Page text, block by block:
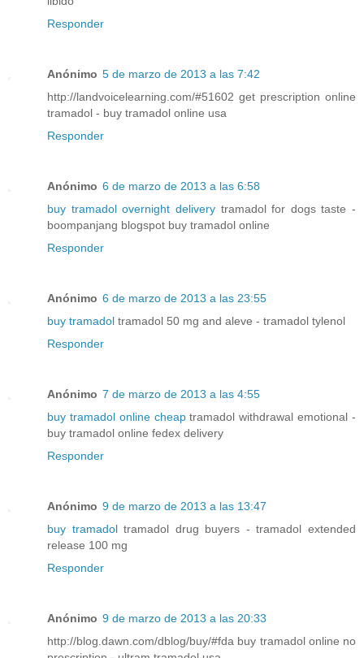
Responder
Anónimo 5 de marzo de 2013 a las 7:42
http://landvoicelearning.com/#51602 get prescription online
tramadol - buy tramadol online usa
Responder
Anónimo 6 de marzo de 2013 a las 6:58
buy tramadol overnight deliverytramadol for dogs taste -
boompanjang blogspot buy tramadol online
Responder
Anónimo 6 de marzo de 2013 a las 23:55
buy tramadol tramadol 50 mg and aleve - tramadol tylenol
Responder
Anónimo 7 de marzo de 2013 a las 4:55
buy tramadol online cheaptramadol withdrawal emotional -
buy tramadol online fedex delivery
Responder
Anónimo 9 de marzo de 2013 a las 13:47
buy tramadoltramadol drug buyers - tramadol extended
release 100 mg
Responder
Anónimo 9 de marzo de 2013 a las 20:33
http://blog.dawn.com/dblog/buy/#fda buy tramadol online no